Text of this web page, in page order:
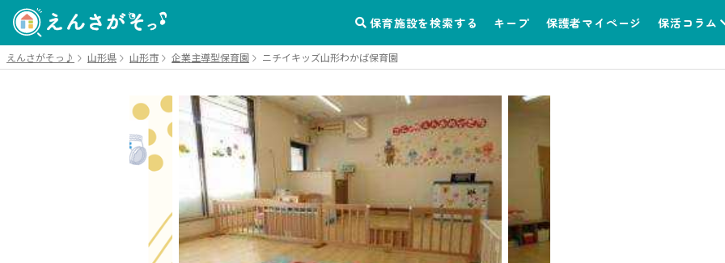
保育施設を検索する キープ 保護者マイページ 保活コラム
えんさがそっ♪ 山形県 山形市 企業主導型保育園 ニチイキッズ山形わかば保育園